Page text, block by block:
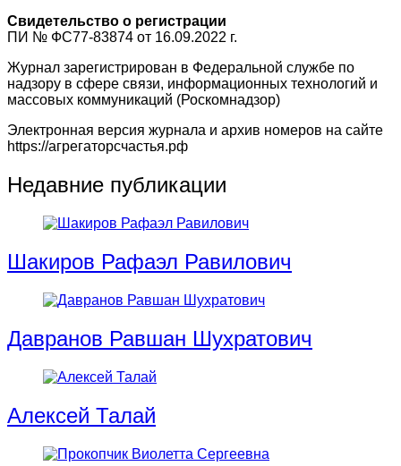
Свидетельство о регистрации
ПИ № ФС77-83874 от 16.09.2022 г.
Журнал зарегистрирован в Федеральной службе по
надзору в сфере связи, информационных технологий и
массовых коммуникаций (Роскомнадзор)
Электронная версия журнала и архив номеров на сайте
https://агрегаторсчастья.рф
Недавние публикации
Шакиров Рафаэл Равилович
Давранов Равшан Шухратович
Алексей Талай